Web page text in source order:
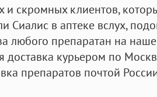
и скромных клиентов,
Сиалис в аптеке вслух,
любого препаратан на
доставка курьером по
препаратов почтой